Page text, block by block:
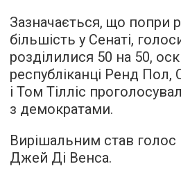
Зазначається, що попри
більшість у Сенаті,
розділилися 50 на 50,
республіканці Ренд Пол,
і Том Тілліс
з демократами.
Вирішальним став голос
Джей Ді Венса.